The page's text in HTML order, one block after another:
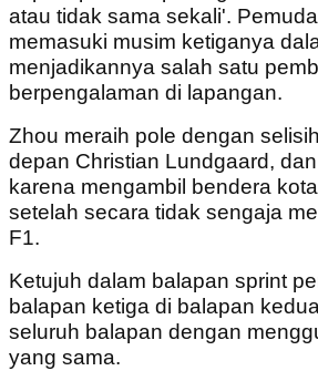
atau tidak sama sekali'.
memasuki musim ketiganya
menjadikannya salah satu
berpengalaman di lapangan.
Zhou meraih pole dengan
depan Christian Lundgaard,
karena mengambil bendera
setelah secara tidak sengaja
F1.
Ketujuh dalam balapan sprint
balapan ketiga di balapan
seluruh balapan dengan
yang sama.